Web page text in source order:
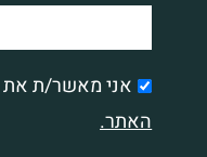
אני מאשר/ת את
האתר.